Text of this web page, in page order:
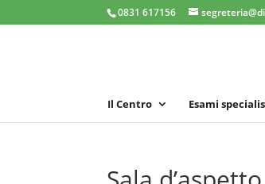
0831 617156
Il Centro Esami